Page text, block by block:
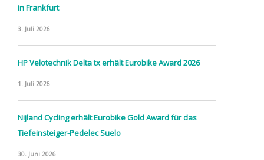
in Frankfurt
3. Juli 2026
HP Velotechnik Delta tx erhält Eurobike Award 2026
1. Juli 2026
Nijland Cycling erhält Eurobike Gold Award für das
Tiefeinsteiger-Pedelec Suelo
30. Juni 2026